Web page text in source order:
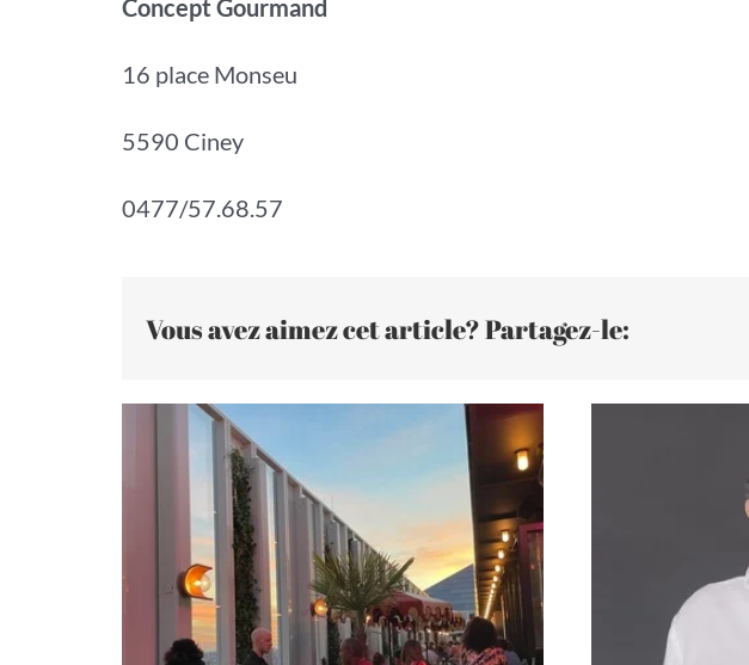
Concept Gourmand
16 place Monseu
5590 Ciney
0477/57.68.57
Vous avez aimez cet article? Partagez-le: